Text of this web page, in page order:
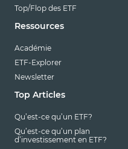
Top/Flop des ETF
Ressources
Académie
ETF-Explorer
Newsletter
Top Articles
Qu’est-ce qu’un ETF?
Qu’est-ce qu’un plan
d’investissement en ETF?